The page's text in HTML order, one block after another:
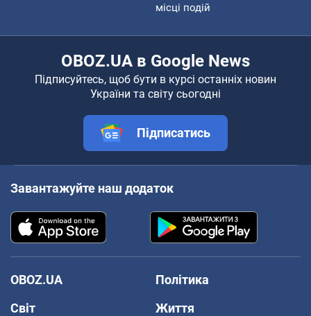
місці подій
OBOZ.UA в Google News
Підписуйтесь, щоб бути в курсі останніх новин
України та світу сьогодні
Підписатись
Завантажуйте наш додаток
OBOZ.UA
Політика
Світ
Життя